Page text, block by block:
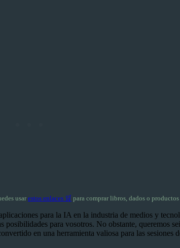
usarestos enlaces 🛒 para comprar libros, dados o
para la IA en la industria de medios y
posibilidades para vosotros. No obstante, queremos
en una herramienta valiosa para las sesiones